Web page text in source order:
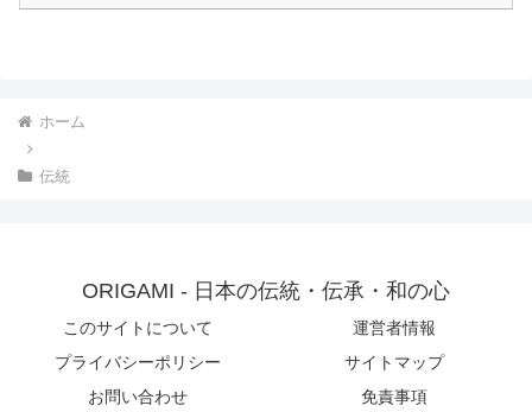
ホーム
伝統
ORIGAMI - 日本の伝統・伝承・和の心
このサイトについて
運営者情報
プライバシーポリシー
サイトマップ
お問い合わせ
免責事項